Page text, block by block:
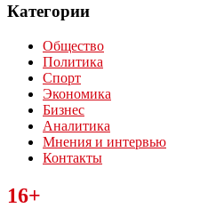
Категории
Общество
Политика
Спорт
Экономика
Бизнес
Аналитика
Мнения и интервью
Контакты
Читайте последние новости дня
“ЗаНовомосковск”
16+